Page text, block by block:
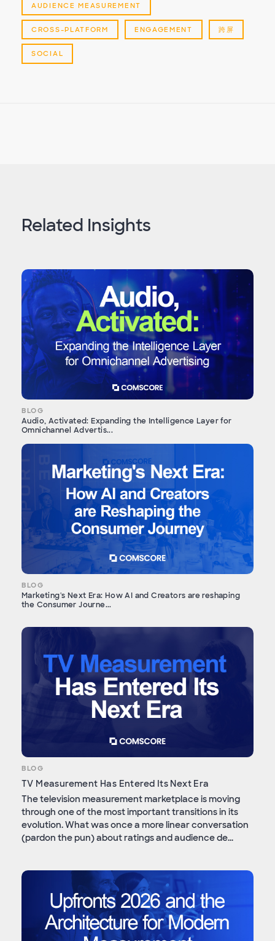
AUDIENCE MEASUREMENT
CROSS-PLATFORM ENGAGEMENT 跨屏
SOCIAL
Related Insights
BLOG
Audio, Activated: Expanding the Intelligence Layer for
Omnichannel Advertis...
BLOG
Marketing's Next Era: How AI and Creators are reshaping
the Consumer Journe...
BLOG
TV Measurement Has Entered Its Next Era
The television measurement marketplace is moving
through one of the most important transitions in its
evolution. What was once a more linear conversation
(pardon the pun) about ratings and audience de...